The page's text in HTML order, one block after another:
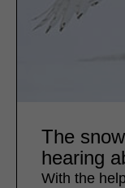
The
hearing
With the